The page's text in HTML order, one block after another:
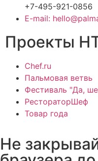
+7-495-921-0856
E-mail:
Проекты
Chef.ru
Пальмовая ветвь
Фестиваль "Да,
РестораторШеф
Товар года
Не